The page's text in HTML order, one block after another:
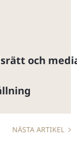
och
NÄSTA ARTIKEL